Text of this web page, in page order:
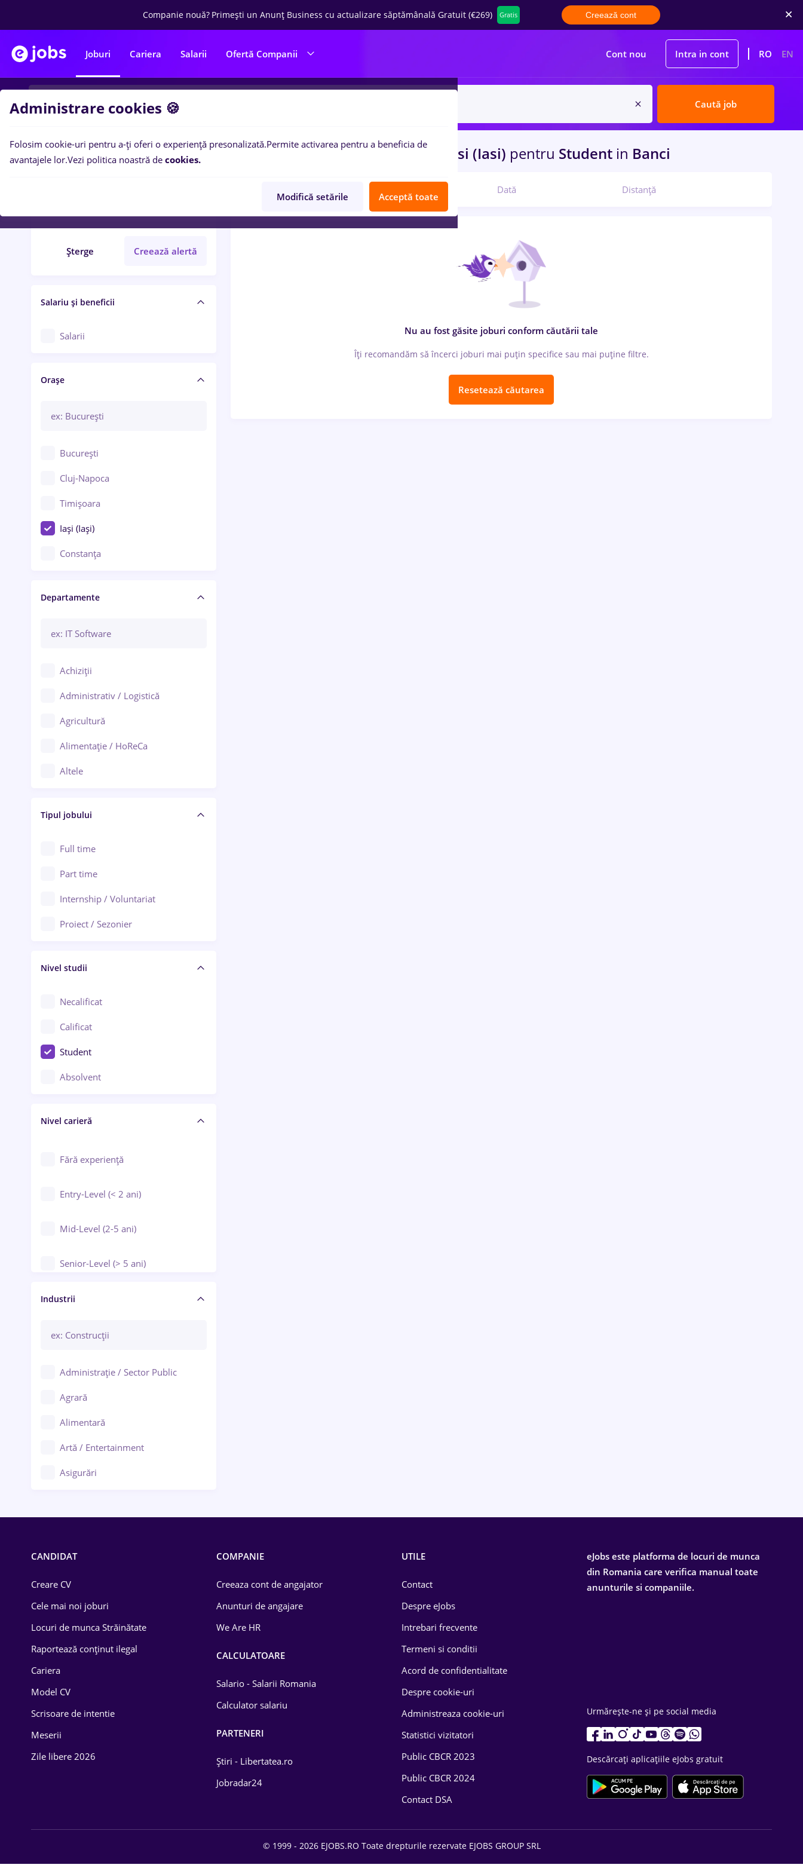
Companie nouă? Primești un Anunț Business cu actualizare săptămânală Gratuit (€269) Gratis Creează cont
Joburi Cariera Salarii Ofertă Companii Cont nou Intra in cont RO EN
Caută job
Filtre
Șterge Creează alertă
Salariu și beneficii
Salarii
Orașe
București
Cluj-Napoca
Timișoara
Iași (Iași)
Constanța
Brașov
Bacău
Galați (Galați)
Ploiești
Arad
Baia Mare
Bârlad
Bistrița (Bistrița-Năsăud)
Departamente
Achiziții
Administrativ / Logistică
Agricultură
Alimentație / HoReCa
Altele
Asigurări
Au pair / Babysitter / Curățenie
Audit / Consultanță
Auto / Echipamente
Automatizări
Cercetare - dezvoltare
Chimie / Biochimie
Confecții / Design vestimentar
Construcții / Instalații
Controlul calității
Educație / Training / Arte
Tipul jobului
Full time
Part time
Internship / Voluntariat
Proiect / Sezonier
Nivel studii
Necalificat
Calificat
Student
Absolvent
Nivel carieră
Fără experiență
Entry-Level (< 2 ani)
Mid-Level (2-5 ani)
Senior-Level (> 5 ani)
Manager / Executiv
Industrii
Administrație / Sector Public
Agrară
Alimentară
Artă / Entertainment
Asigurări
Drept
Educație / Training
Energetică
Farma
0locuri de muncaambalator Iasi (Iasi) pentru Student in Banci
Dată Distanță
Nu au fost găsite joburi conform căutării tale
Îți recomandăm să încerci joburi mai puțin specifice sau mai puține filtre.
Resetează căutarea
CANDIDAT
Creare CV
Cele mai noi joburi
Locuri de munca Străinătate
Raportează conținut ilegal
Cariera
Model CV
Scrisoare de intentie
Meserii
Zile libere 2026
COMPANIE
Creeaza cont de angajator
Anunturi de angajare
We Are HR
CALCULATOARE
Salario - Salarii Romania
Calculator salariu
PARTENERI
Știri - Libertatea.ro
Jobradar24
UTILE
Contact
Despre eJobs
Intrebari frecvente
Termeni si conditii
Acord de confidentialitate
Despre cookie-uri
Administreaza cookie-uri
Statistici vizitatori
Public CBCR 2023
Public CBCR 2024
Contact DSA
eJobs este platforma de locuri de munca
din Romania care verifica manual toate
anunturile si companiile.
Urmărește-ne și pe social media
Descărcați aplicațiile eJobs gratuit
© 1999 - 2026 EJOBS.RO Toate drepturile rezervate EJOBS GROUP SRL
Administrare cookies 🍪
Folosim cookie-uri pentru a-ți oferi o experiență presonalizată.Permite activarea pentru a beneficia de
avantajele lor.Vezi politica noastră de cookies.
Modifică setările Acceptă toate